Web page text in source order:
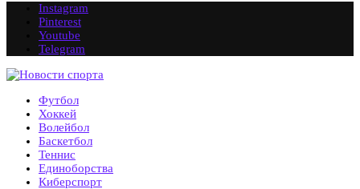
Instagram
Pinterest
Youtube
Telegram
Футбол
Хоккей
Волейбол
Баскетбол
Теннис
Единоборства
Киберспорт